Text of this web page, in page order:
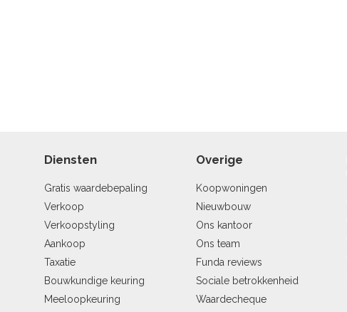
Diensten
Gratis waardebepaling
Verkoop
Verkoopstyling
Aankoop
Taxatie
Bouwkundige keuring
Meeloopkeuring
Overige
Koopwoningen
Nieuwbouw
Ons kantoor
Ons team
Funda reviews
Sociale betrokkenheid
Waardecheque